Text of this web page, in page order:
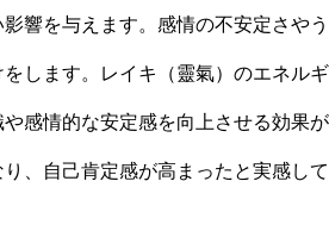
響を与えます。感情の不安定さや
します。レイキ（靈氣）のエネル
感情的な安定感を向上させる効果
、自己肯定感が高まったと実感して